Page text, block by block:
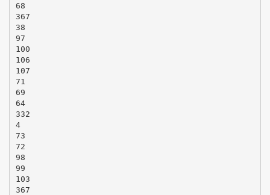
68
367
38
97
100
106
107
71
69
64
332
4
73
72
98
99
103
367